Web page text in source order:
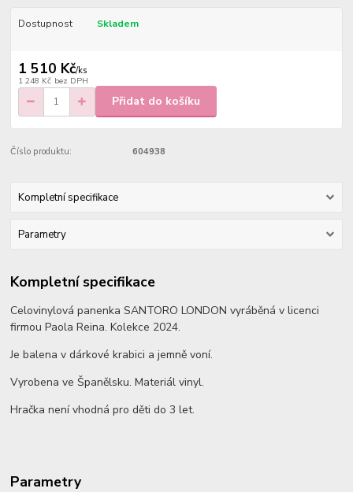
Dostupnost Skladem
1 510 Kč/ks
1 248 Kč bez DPH
Přidat do košíku
Číslo produktu: 604938
Kompletní specifikace
Parametry
Kompletní specifikace
Celovinylová panenka SANTORO LONDON vyráběná v licenci
firmou Paola Reina. Kolekce 2024.
Je balena v dárkové krabici a jemně voní.
Vyrobena ve Španělsku. Materiál vinyl.
Hračka není vhodná pro děti do 3 let.
Parametry